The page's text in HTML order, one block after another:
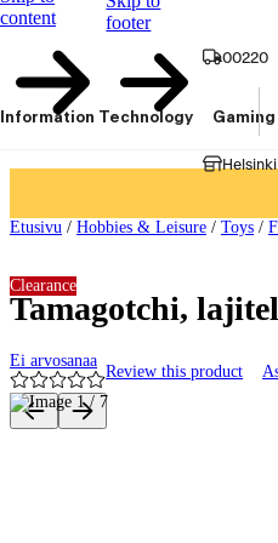
content
footer
00220
Information Technology Gaming
Etusivu / Hobbies & Leisure / Toys /
Tamagotchi,
Ei arvosanaa
Review this product
Clearance
Product images and